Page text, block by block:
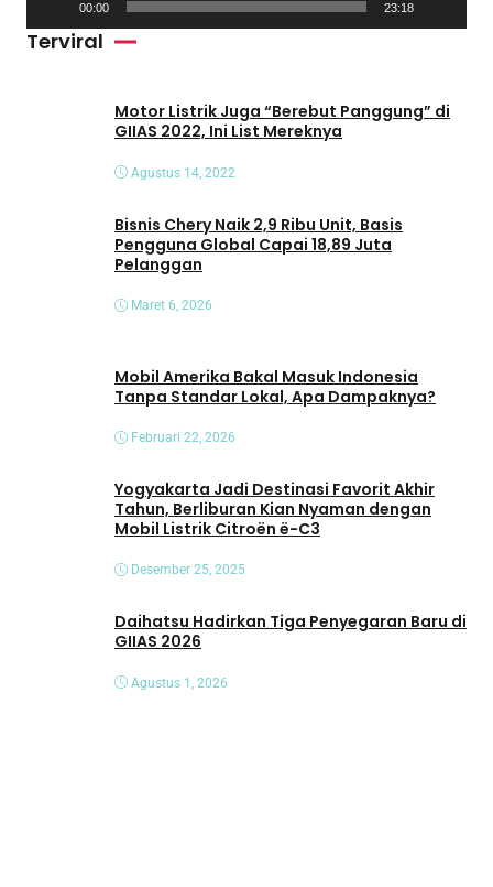
d
00:00 23:18
Terviral
Motor Listrik Juga “Berebut Panggung” di
GIIAS 2022, Ini List Mereknya
Agustus 14, 2022
Bisnis Chery Naik 2,9 Ribu Unit, Basis
Pengguna Global Capai 18,89 Juta
Pelanggan
Maret 6, 2026
Mobil Amerika Bakal Masuk Indonesia
Tanpa Standar Lokal, Apa Dampaknya?
Februari 22, 2026
Yogyakarta Jadi Destinasi Favorit Akhir
Tahun, Berliburan Kian Nyaman dengan
Mobil Listrik Citroën ë-C3
Desember 25, 2025
Daihatsu Hadirkan Tiga Penyegaran Baru di
GIIAS 2026
Agustus 1, 2026